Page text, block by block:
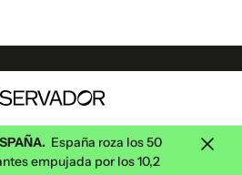
España roza los 50
empujada por los 10,2